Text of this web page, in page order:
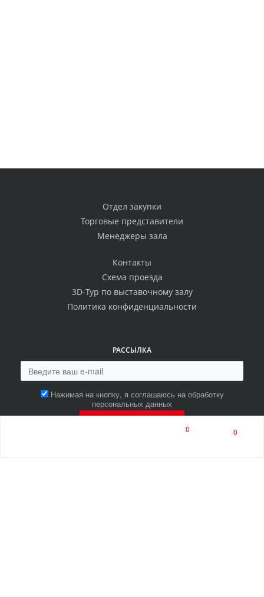
Отдел закупки
Торговые представители
Менеджеры зала
Контакты
Схема проезда
3D-Тур по выставочному залу
Политика конфиденциальности
РАССЫЛКА
Нажимая на кнопку, я соглашаюсь на обработку
персональных данных
0 0